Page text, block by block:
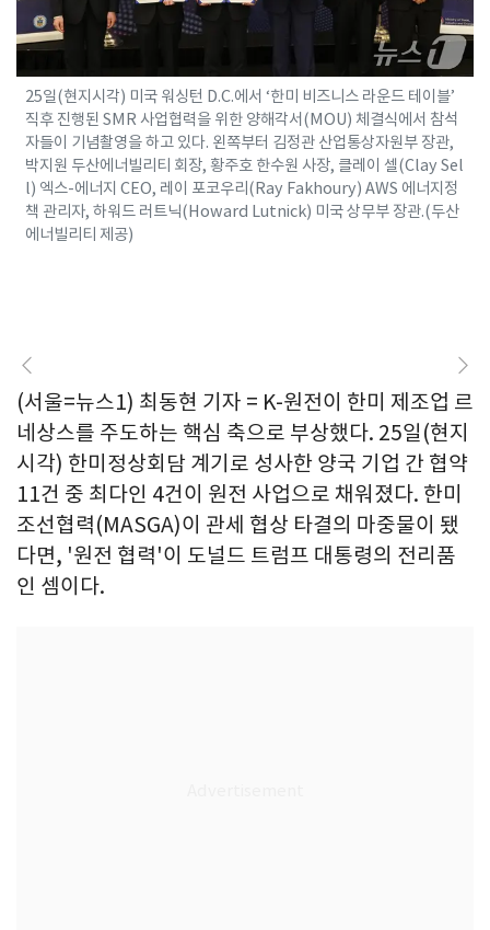
25일(현지시각) 미국 워싱턴 D.C.에서 ‘한미 비즈니스 라운드 테이블’
직후 진행된 SMR 사업협력을 위한 양해각서(MOU) 체결식에서 참석
자들이 기념촬영을 하고 있다. 왼쪽부터 김정관 산업통상자원부 장관,
박지원 두산에너빌리티 회장, 황주호 한수원 사장, 클레이 셀(Clay Sel
l) 엑스-에너지 CEO, 레이 포코우리(Ray Fakhoury) AWS 에너지정
책 관리자, 하워드 러트닉(Howard Lutnick) 미국 상무부 장관.(두산
에너빌리티 제공)
(서울=뉴스1) 최동현 기자 = K-원전이 한미 제조업 르
네상스를 주도하는 핵심 축으로 부상했다. 25일(현지
시각) 한미정상회담 계기로 성사한 양국 기업 간 협약
11건 중 최다인 4건이 원전 사업으로 채워졌다. 한미
조선협력(MASGA)이 관세 협상 타결의 마중물이 됐
다면, '원전 협력'이 도널드 트럼프 대통령의 전리품
인 셈이다.